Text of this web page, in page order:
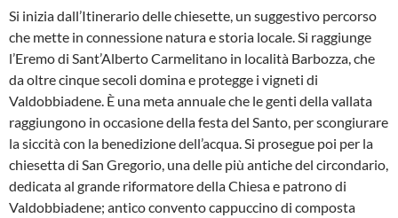
Si inizia dall’Itinerario delle chiesette, un suggestivo percorso
che mette in connessione natura e storia locale. Si raggiunge
l’Eremo di Sant’Alberto Carmelitano in località Barbozza, che
da oltre cinque secoli domina e protegge i vigneti di
Valdobbiadene. È una meta annuale che le genti della vallata
raggiungono in occasione della festa del Santo, per scongiurare
la siccità con la benedizione dell’acqua. Si prosegue poi per la
chiesetta di San Gregorio, una delle più antiche del circondario,
dedicata al grande riformatore della Chiesa e patrono di
Valdobbiadene; antico convento cappuccino di composta